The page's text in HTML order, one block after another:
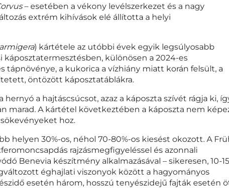
– esetében a vékony levélszerkezet és a nagy
extrém kihívások elé állította a helyi
) kártétele az utóbbi évek egyik legsúlyosabb
káposztatermesztésben, különösen a 2024-es
tápnövénye, a kukorica a vízhiány miatt korán felsült, a
öntözött káposztatáblákra.
a hajtáscsúcsot, azaz a káposzta szívét rágja ki,
marad. A kártétel következtében a káposzta nem
hoz.
helyen 30%-os, néhol 70-80%-os kiesést okozott. A
rajzásmegfigyeléssel és azonnali
Benevia készítmény alkalmazásával – sikeresen, 10-
éghajlati viszonyok között a hagyományos
esetén három, hosszú tenyészidejű fajták esetén